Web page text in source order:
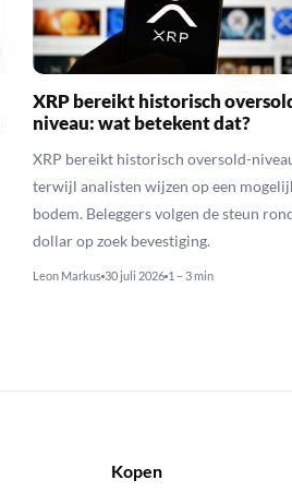
XRP bereikt historisch
niveau: wat betekent dat?
XRP bereikt historisch oversold-
terwijl analisten wijzen op een
bodem. Beleggers volgen de steun
dollar op zoek bevestiging.
Leon Markus 30 juli 2026 1 – 3 min
Kopen